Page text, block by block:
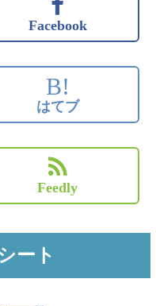
Facebook
B!
はてブ
Feedly
ート